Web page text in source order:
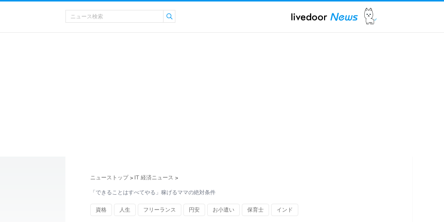
ニューストップ > IT 経済ニュース >
「できることはすべてやる」稼げるママの絶対条件
資格 人生 フリーランス 円安 お小遣い 保育士 インド